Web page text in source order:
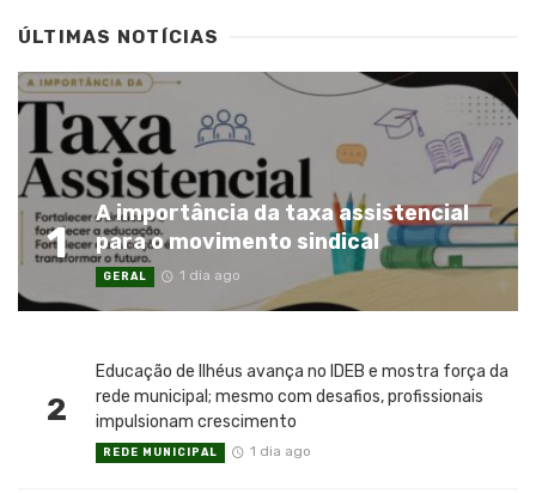
ÚLTIMAS NOTÍCIAS
1
A importância da taxa assistencial
para o movimento sindical
GERAL 1 dia ago
2
Educação de Ilhéus avança no IDEB e mostra força da
rede municipal; mesmo com desafios, profissionais
impulsionam crescimento
REDE MUNICIPAL 1 dia ago